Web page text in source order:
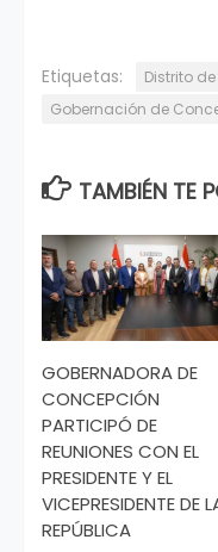
Etiquetas:
Distrito de
Gobernación de
TAMBIÉN TE
GOBERNADORA DE
CONCEPCIÓN
PARTICIPÓ DE
REUNIONES CON EL
PRESIDENTE Y EL
VICEPRESIDENTE DE
REPÚBLICA